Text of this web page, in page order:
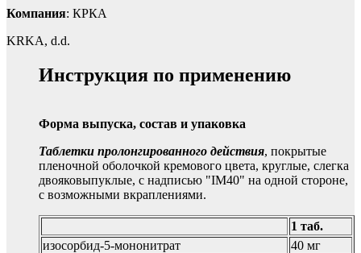
Компания: КРКА
KRKA, d.d.
Инструкция по применению
Форма выпуска, состав и упаковка
Таблетки пролонгированного действия, покрытые
пленочной оболочкой кремового цвета, круглые, слегка
двояковыпуклые, с надписью "IM40" на одной стороне,
с возможными вкраплениями.
1 таб.
изосорбид-5-мононитрат
40 мг